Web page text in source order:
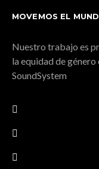
MOVEMOS EL
Nuestro trabajo es
la equidad de
SoundSystem